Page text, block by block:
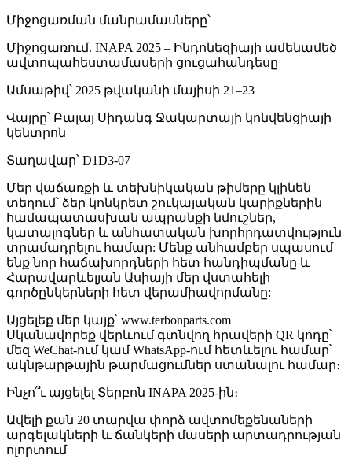
Միջոցառման մանրամասները՝
Միջոցառում. INAPA 2025 – Ինդոնեզիայի ամենամեծ
ավտոպահեստամասերի ցուցահանդեսը
Ամսաթիվ՝ 2025 թվականի մայիսի 21–23
Վայրը՝ Բալայ Սիդանգ Ջակարտայի կոնվենցիայի
կենտրոն
Տաղավար՝ D1D3-07
Մեր վաճառքի և տեխնիկական թիմերը կլինեն
տեղում՝ ձեր կոնկրետ շուկայական կարիքներին
համապատասխան ապրանքի նմուշներ,
կատալոգներ և անհատական ​​խորհրդատվություն
տրամադրելու համար: Մենք անհամբեր սպասում
ենք նոր հաճախորդների հետ հանդիպմանը և
Հարավարևելյան Ասիայի մեր վստահելի
գործընկերների հետ վերամիավորմանը:
Այցելեք մեր կայք՝ www.terbonparts.com
Սկանավորեք վերևում գտնվող հրավերի QR կոդը՝
մեզ WeChat-ում կամ WhatsApp-ում հետևելու համար՝
ակնթարթային թարմացումներ ստանալու համար։
Ինչո՞ւ այցելել Տերբոն INAPA 2025-ին։
Ավելի քան 20 տարվա փորձ ավտոմեքենաների
արգելակների և ճանկերի մասերի արտադրության
ոլորտում